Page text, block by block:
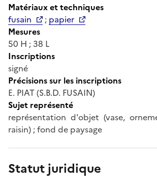
Matériaux et techniques
fusain
; papier
Mesures
50 H ; 38 L
Inscriptions
signé
Précisions sur les inscriptions
E. PIAT (S.B.D. FUSAIN)
Sujet représenté
représentation d'objet (vase,
raisin) ; fond de paysage
Statut juridique